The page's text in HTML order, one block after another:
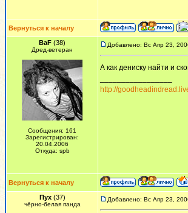
Вернуться к началу
BaF (38)
Дред-ветеран
Сообщения: 161
Зарегистрирован:
20.04.2006
Откуда: spb
Добавлено: Вс Апр 23,
А как дениску найти и
http://
Вернуться к началу
Пух(37)
чёрно-белая панда
Добавлено: Вс Апр 23,